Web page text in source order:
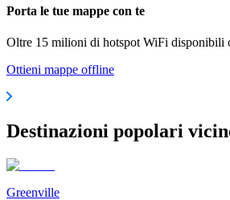
Porta le tue mappe con te
Oltre 15 milioni di hotspot WiFi disponibili
Ottieni mappe offline
Destinazioni popolari
Greenville